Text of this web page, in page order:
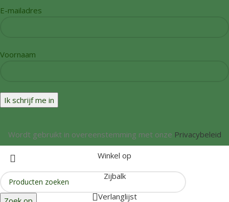
E-mailadres
Voornaam
Wordt gebruikt in overeenstemming met onze Privacybeleid
Winkel op
Zijbalk
Verlanglijst